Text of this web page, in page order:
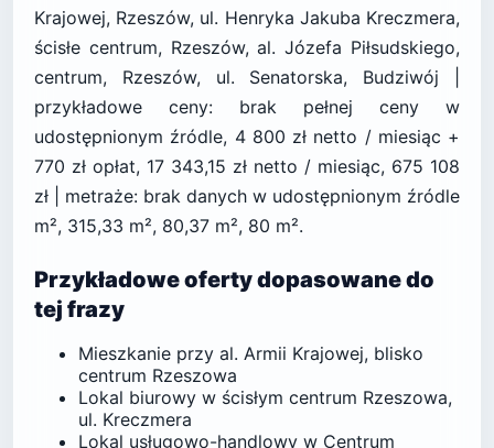
Krajowej, Rzeszów, ul. Henryka Jakuba Kreczmera,
ścisłe centrum, Rzeszów, al. Józefa Piłsudskiego,
centrum, Rzeszów, ul. Senatorska, Budziwój |
przykładowe ceny: brak pełnej ceny w
udostępnionym źródle, 4 800 zł netto / miesiąc +
770 zł opłat, 17 343,15 zł netto / miesiąc, 675 108
zł | metraże: brak danych w udostępnionym źródle
m², 315,33 m², 80,37 m², 80 m².
Przykładowe oferty dopasowane do
tej frazy
Mieszkanie przy al. Armii Krajowej, blisko
centrum Rzeszowa
Lokal biurowy w ścisłym centrum Rzeszowa,
ul. Kreczmera
Lokal usługowo-handlowy w Centrum